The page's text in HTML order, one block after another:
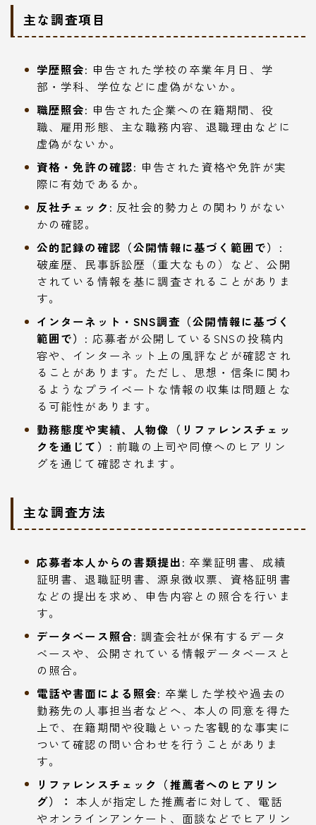
主な調査項目
学歴照会: 申告された学校の卒業年月日、学
部・学科、学位などに虚偽がないか。
職歴照会: 申告された企業への在籍期間、役
職、雇用形態、主な職務内容、退職理由などに
虚偽がないか。
資格・免許の確認: 申告された資格や免許が実
際に有効であるか。
反社チェック: 反社会的勢力との関わりがない
かの確認。
公的記録の確認（公開情報に基づく範囲で）:
破産歴、民事訴訟歴（重大なもの）など、公開
されている情報を基に調査されることがありま
す。
インターネット・SNS調査（公開情報に基づく
範囲で）: 応募者が公開しているSNSの投稿内
容や、インターネット上の風評などが確認され
ることがあります。ただし、思想・信条に関わ
るようなプライベートな情報の収集は問題とな
る可能性があります。
勤務態度や実績、人物像（リファレンスチェッ
クを通じて）: 前職の上司や同僚へのヒアリン
グを通じて確認されます。
主な調査方法
応募者本人からの書類提出: 卒業証明書、成績
証明書、退職証明書、源泉徴収票、資格証明書
などの提出を求め、申告内容との照合を行いま
す。
データベース照合: 調査会社が保有するデータ
ベースや、公開されている情報データベースと
の照合。
電話や書面による照会: 卒業した学校や過去の
勤務先の人事担当者などへ、本人の同意を得た
上で、在籍期間や役職といった客観的な事実に
ついて確認の問い合わせを行うことがありま
す。
リファレンスチェック（推薦者へのヒアリン
グ）： 本人が指定した推薦者に対して、電話
やオンラインアンケート、面談などでヒアリン